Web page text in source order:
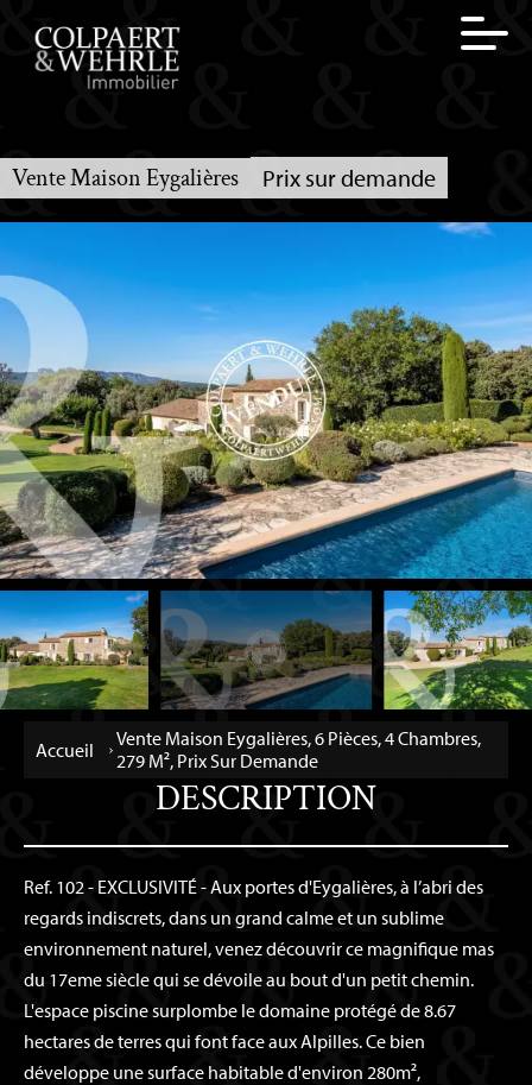
Vente Maison Eygalières Prix sur demande
Accueil
Vente Maison Eygalières, 6 Pièces, 4 Chambres,
279 M², Prix Sur Demande
DESCRIPTION
Ref. 102 - EXCLUSIVITÉ - Aux portes d'Eygalières, à l’abri des
regards indiscrets, dans un grand calme et un sublime
environnement naturel, venez découvrir ce magnifique mas
du 17eme siècle qui se dévoile au bout d'un petit chemin.
L'espace piscine surplombe le domaine protégé de 8.67
hectares de terres qui font face aux Alpilles. Ce bien
développe une surface habitable d'environ 280m²,